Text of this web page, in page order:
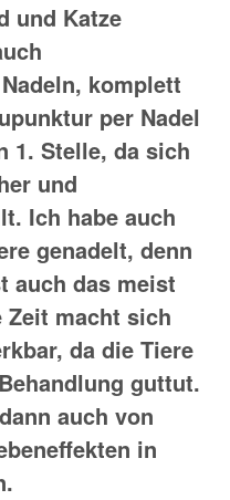
und Katze
komplett
per Nadel
1. Stelle, da sich
und
Ich habe auch
genadelt, denn
auch das meist
macht sich
da die Tiere
guttut.
auch von
in